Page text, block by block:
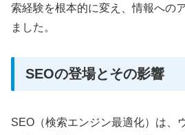
索経験を根本的に変え、情報への
ました。
SEOの登場とその影響
SEO（検索エンジン最適化）は、